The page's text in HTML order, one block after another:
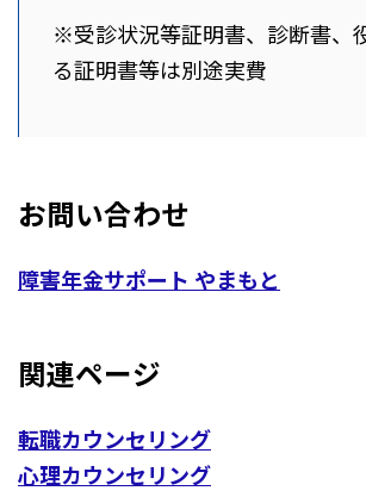
※受診状況等証明書、診断書、
る証明書等は別途実費
お問い合わせ
障害年金サポート やまもと
関連ページ
転職カウンセリング
心理カウンセリング